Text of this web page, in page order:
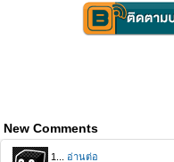
New Comments